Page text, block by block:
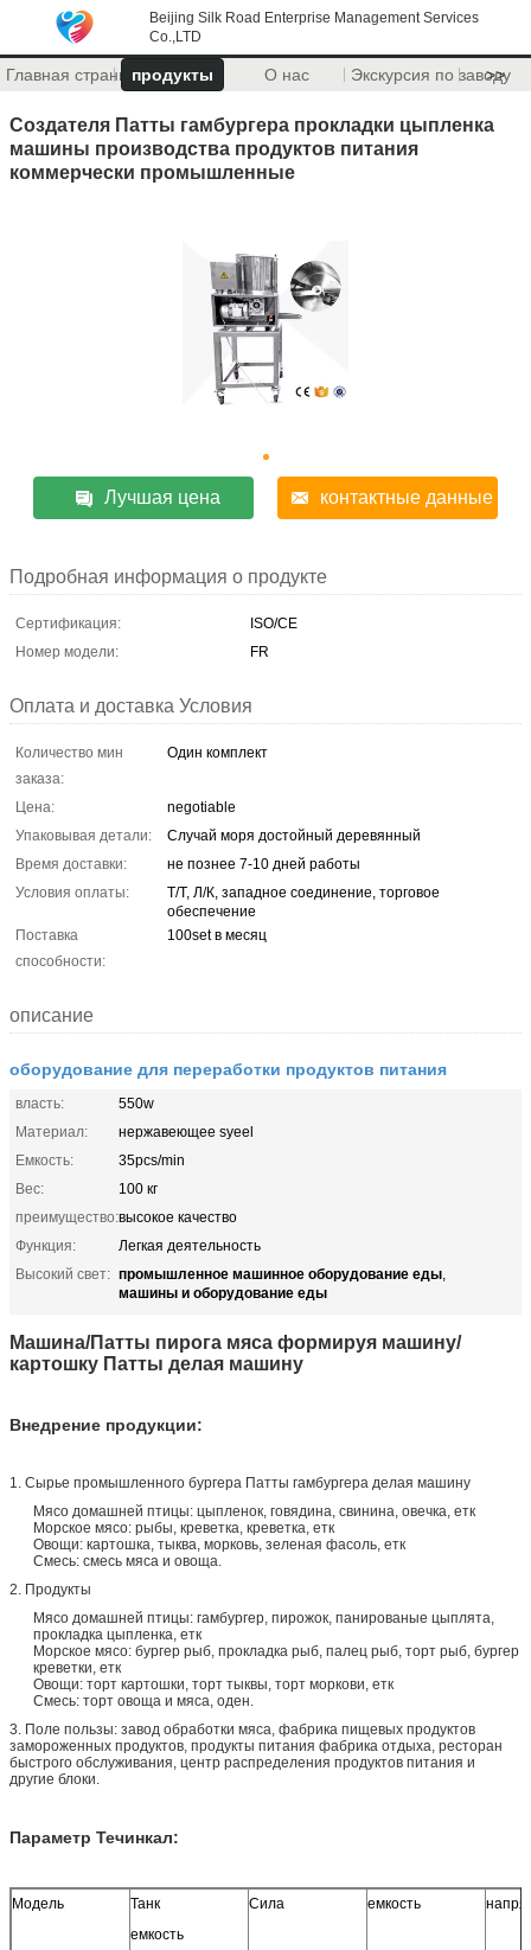
Beijing Silk Road Enterprise Management Services
Co.,LTD
Главная страницапродукты О нас Экскурсия по заводу
>>
Создателя Патты гамбургера прокладки цыпленка
машины производства продуктов питания
коммерчески промышленные
Лучшая цена контактные данные
Подробная информация о продукте
Сертификация:
ISO/CE
Номер модели:
FR
Оплата и доставка Условия
Количество мин
заказа:
Один комплект
Цена:
negotiable
Упаковывая детали:
Случай моря достойный деревянный
Время доставки:
не познее 7-10 дней работы
Условия оплаты:
Т/Т, Л/К, западное соединение, торговое
обеспечение
Поставка
способности:
100set в месяц
описание
оборудование для переработки продуктов питания
власть:
550w
Материал:
нержавеющее syeel
Емкость:
35pcs/min
Вес:
100 кг
преимущество:высокое качество
Функция:
Легкая деятельность
Высокий свет: промышленное машинное оборудование еды,
машины и оборудование еды
Машина/Патты пирога мяса формируя машину/
картошку Патты делая машину
Внедрение продукции:
1. Сырье промышленного бургера Патты гамбургера делая машину
Мясо домашней птицы: цыпленок, говядина, свинина, овечка, етк
Морское мясо: рыбы, креветка, креветка, етк
Овощи: картошка, тыква, морковь, зеленая фасоль, етк
Смесь: смесь мяса и овоща.
2. Продукты
Мясо домашней птицы: гамбургер, пирожок, панированые цыплята,
прокладка цыпленка, етк
Морское мясо: бургер рыб, прокладка рыб, палец рыб, торт рыб, бургер
креветки, етк
Овощи: торт картошки, торт тыквы, торт моркови, етк
Смесь: торт овоща и мяса, оден.
3. Поле пользы: завод обработки мяса, фабрика пищевых продуктов
замороженных продуктов, продукты питания фабрика отдыха, ресторан
быстрого обслуживания, центр распределения продуктов питания и
другие блоки.
Параметр Течинкал:
Модель
Танк
емкость
Сила емкость